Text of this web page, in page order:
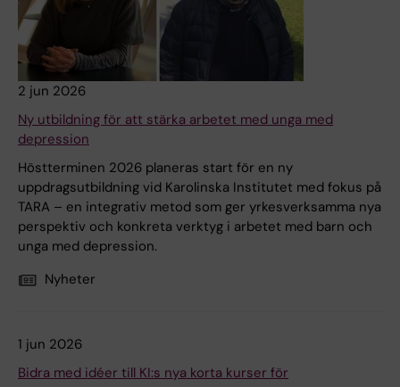
2 jun 2026
Ny utbildning för att stärka arbetet med unga med
depression
Höstterminen 2026 planeras start för en ny
uppdragsutbildning vid Karolinska Institutet med fokus på
TARA – en integrativ metod som ger yrkesverksamma nya
perspektiv och konkreta verktyg i arbetet med barn och
unga med depression.
Nyheter
1 jun 2026
Bidra med idéer till KI:s nya korta kurser för